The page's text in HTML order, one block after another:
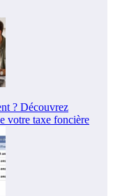
? Découvrez
votre taxe foncière